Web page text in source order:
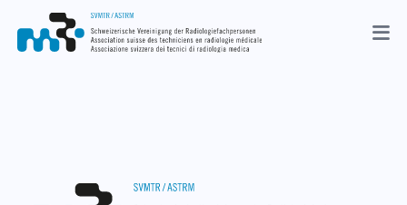
Aggiornamenti
Professione